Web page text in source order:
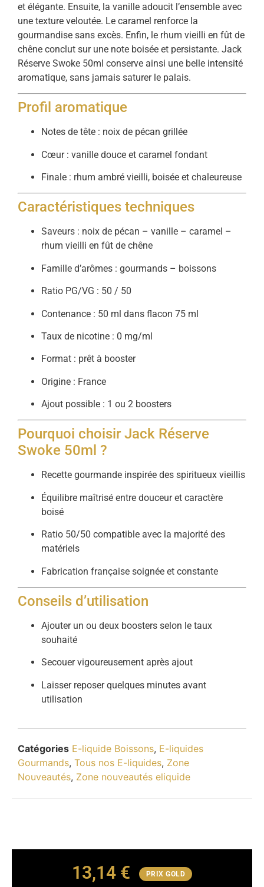
et élégante. Ensuite, la vanille adoucit l’ensemble avec
une texture veloutée. Le caramel renforce la
gourmandise sans excès. Enfin, le rhum vieilli en fût de
chêne conclut sur une note boisée et persistante. Jack
Réserve Swoke 50ml conserve ainsi une belle intensité
aromatique, sans jamais saturer le palais.
Profil aromatique
Notes de tête : noix de pécan grillée
Cœur : vanille douce et caramel fondant
Finale : rhum ambré vieilli, boisée et chaleureuse
Caractéristiques techniques
Saveurs : noix de pécan – vanille – caramel –
rhum vieilli en fût de chêne
Famille d’arômes : gourmands – boissons
Ratio PG/VG : 50 / 50
Contenance : 50 ml dans flacon 75 ml
Taux de nicotine : 0 mg/ml
Format : prêt à booster
Origine : France
Ajout possible : 1 ou 2 boosters
Pourquoi choisir Jack Réserve
Swoke 50ml ?
Recette gourmande inspirée des spiritueux vieillis
Équilibre maîtrisé entre douceur et caractère
boisé
Ratio 50/50 compatible avec la majorité des
matériels
Fabrication française soignée et constante
Conseils d’utilisation
Ajouter un ou deux boosters selon le taux
souhaité
Secouer vigoureusement après ajout
Laisser reposer quelques minutes avant
utilisation
Catégories E-liquide Boissons, E-liquides
Gourmands, Tous nos E-liquides, Zone
Nouveautés, Zone nouveautés eliquide
13,14 € PRIX GOLD